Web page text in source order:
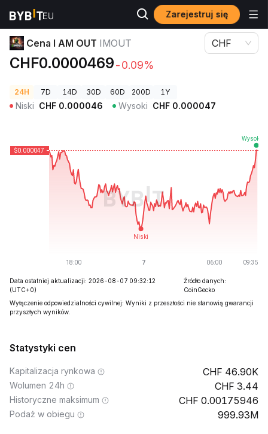
Zarejestruj się
Ceny kryptowalut Cena I AM OUT IMOUT
Cena I AM OUT IMOUT
CHF0.0000469-0.09%
CHF
24H 7D 14D 30D 60D 200D 1Y
Niski CHF 0.000046 Wysoki CHF 0.000047
Data ostatniej aktualizacji: 2026-08-07 09:32:12
(UTC+0)
Źródło danych:
CoinGecko
Wyłączenie odpowiedzialności cywilnej: Wyniki z przeszłości nie stanowią gwarancji
przyszłych wyników.
Statystyki cen
Kapitalizacja rynkowa 46.90K
Wolumen 24h 3.44
Historyczne maksimum 0.00175946
Podaż w obiegu 999.93M